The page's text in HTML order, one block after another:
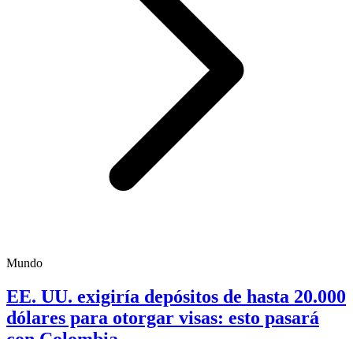
Mundo
EE. UU. exigiría depósitos de hasta 20.000
dólares para otorgar visas: esto pasará